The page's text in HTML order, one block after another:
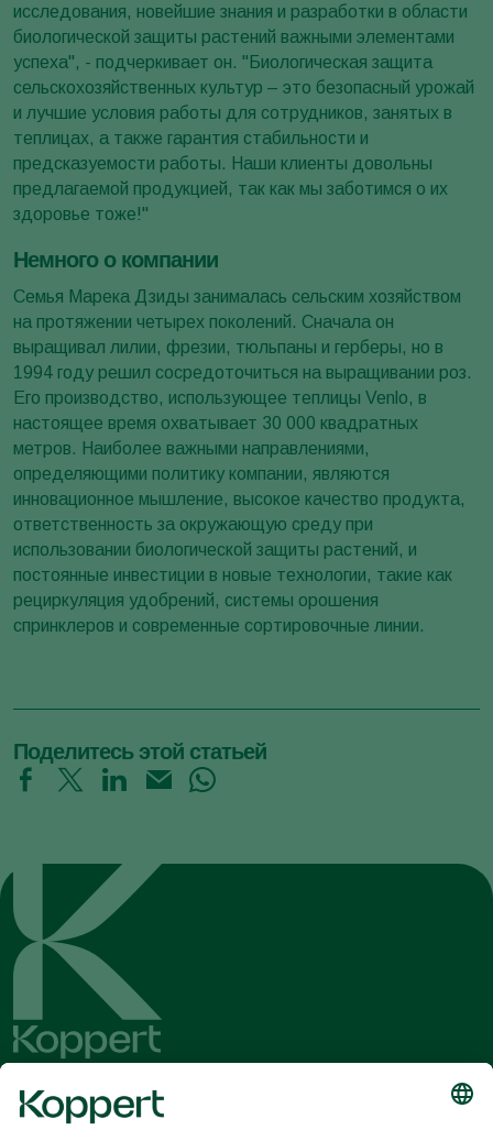
исследования, новейшие знания и разработки в области
биологической защиты растений важными элементами
успеха", - подчеркивает он. "Биологическая защита
сельскохозяйственных культур – это безопасный урожай
и лучшие условия работы для сотрудников, занятых в
теплицах, а также гарантия стабильности и
предсказуемости работы. Наши клиенты довольны
предлагаемой продукцией, так как мы заботимся о их
здоровье тоже!"
Немного о компании
Семья Марека Дзиды занималась сельским хозяйством
на протяжении четырех поколений. Сначала он
выращивал лилии, фрезии, тюльпаны и герберы, но в
1994 году решил сосредоточиться на выращивании роз.
Его производство, использующее теплицы Venlo, в
настоящее время охватывает 30 000 квадратных
метров. Наиболее важными направлениями,
определяющими политику компании, являются
инновационное мышление, высокое качество продукта,
ответственность за окружающую среду при
использовании биологической защиты растений, и
постоянные инвестиции в новые технологии, такие как
рециркуляция удобрений, системы орошения
спринклеров и современные сортировочные линии.
Поделитесь этой статьей